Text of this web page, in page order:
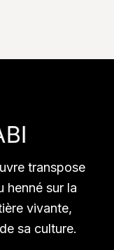
transpose
henné sur la
vivante,
sa culture.